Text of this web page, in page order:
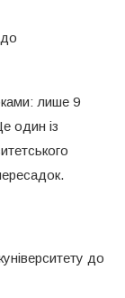
лише 9
один із
до